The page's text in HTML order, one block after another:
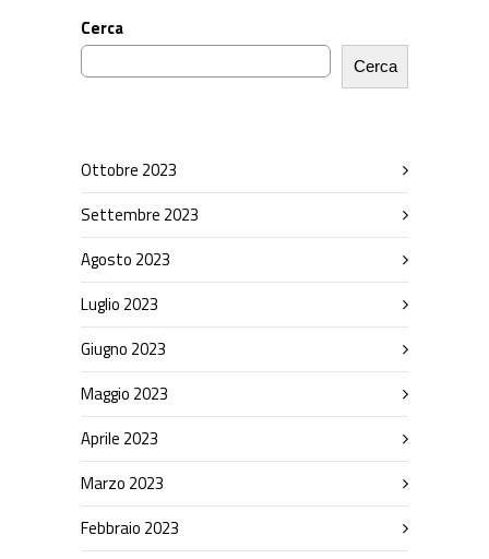
Cerca
Cerca
Ottobre 2023
Settembre 2023
Agosto 2023
Luglio 2023
Giugno 2023
Maggio 2023
Aprile 2023
Marzo 2023
Febbraio 2023